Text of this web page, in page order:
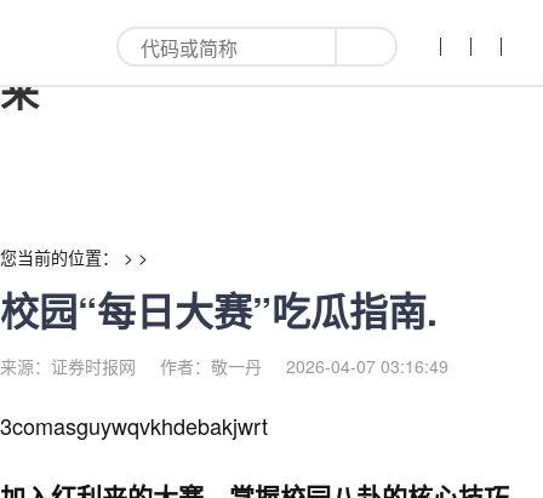
校园“每日大赛”吃瓜指南.-红利
来
您当前的位置： > >
校园“每日大赛”吃瓜指南.
来源：证券时报网 作者：敬一丹 2026-04-07 03:16:49
3comasguywqvkhdebakjwrt